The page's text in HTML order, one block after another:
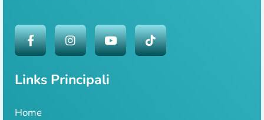
Links Principali
Home